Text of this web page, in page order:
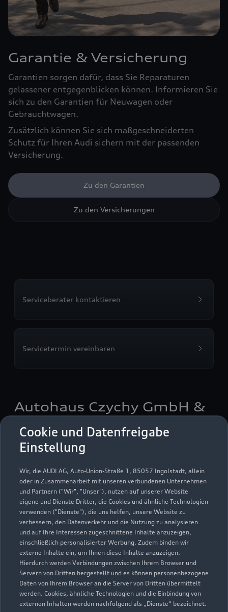
Cookie und Datenfreigabe
Einstellung
Wir, die AUDI AG, Auto-Union-Straße 1, 85057 Ingolstadt, allein
oder in Zusammenarbeit mit unseren verbundenen Unternehmen
und Partnern ("Wir", "Unser"), nutzen auf unserer Website
eigene und Dienste Dritter, die Cookies und ähnliche Technologien
verwenden ("Dienste"), die uns helfen, unsere Website zu
verbessern, den Datenverkehr und die Nutzung zu analysieren
und auf Ihre Interessen zugeschnittene Inhalte anzuzeigen,
einschließlich personalisierter Werbung. Zudem binden wir
externe Inhalte ein, um Ihnen diese Inhalte anzuzeigen.
Hierdurch werden Verbindungen zwischen Ihrem Browser und
Servern von Dritten hergestellt und es können personenbezogene
Daten von Ihrem Browser an die Server von Dritten übermittelt
werden. Cookies, ähnliche Technologien und die Einbindung von
externen Inhalten werden nachfolgend als „Dienste“ bezeichnet.
Garantie & Versicherung
Garantien sorgen dafür, dass Sie Reparaturen
gelassener entgegenblicken können. Informieren Sie
sich zu den Garantien für Neuwagen oder
Gebrauchtwagen.
Zusätzlich können Sie sich maßgeschneiderten
Schutz für Ihren Audi sichern mit der passenden
Versicherung.
Zu den Garantien
Zu den Versicherungen
Serviceberater kontaktieren
Servicetermin vereinbaren
Autohaus Czychy GmbH &
Co. KG
Servicepartner e-tron
Hauptstraße 27